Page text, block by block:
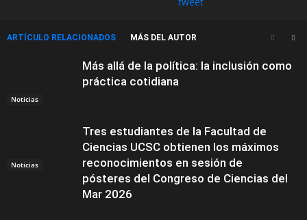
ARTÍCULO RELACIONADOS MÁS DEL AUTOR
Noticias
Más allá de la política: la inclusión como
práctica cotidiana
Noticias
Tres estudiantes de la Facultad de
Ciencias UCSC obtienen los máximos
reconocimientos en sesión de
pósteres del Congreso de Ciencias del
Mar 2026